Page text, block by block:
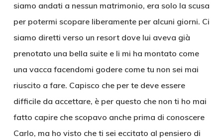
siamo andati a nessun matrimonio, era solo la scusa
per potermi scopare liberamente per alcuni giorni. Ci
siamo diretti verso un resort dove lui aveva già
prenotato una bella suite e li mi ha montato come
una vacca facendomi godere come tu non sei mai
riuscito a fare. Capisco che per te deve essere
difficile da accettare, è per questo che non ti ho mai
fatto capire che scopavo anche prima di conoscere
Carlo, ma ho visto che ti sei eccitato al pensiero di